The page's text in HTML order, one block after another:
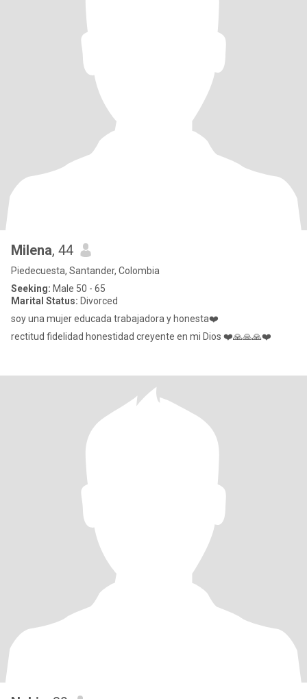
Milena, 44
Piedecuesta, Santander, Colombia
Seeking: Male 50 - 65
Marital Status: Divorced
soy una mujer educada trabajadora y honesta❤️
rectitud fidelidad honestidad creyente en mi Dios ❤️🙏🙏🙏❤️